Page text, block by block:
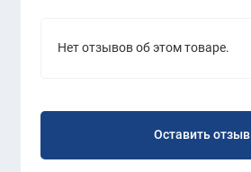
Нет отзывов об этом товаре.
Оставить отзыв